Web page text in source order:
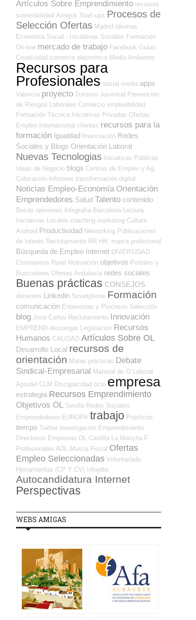
Artículos Sobre Emprendimiento recursos
sostenibilidad Amigos Start-ups Procesos de
Selección Ofertas Madrid
Idiomas
Economía Social - Iniciativas Sociales Formación
On-line mercado de trabajo Facebook Guías
Creatividad comercio electrónico Medio Ambiente
Recursos para
Profesionales social media apps
Valencia proyecto Turismo Juventud Prevención
de Riesgos Laborales Comercio empleabilidad
Formación Técnica
Iniciativas Privadas Ofertas
Empleo Internacional clientes recursos para la
formación Igualdad financiación Redes
Sociales y Blogs Orientación Laboral
Nuevas Tecnologias Iniciativas Públicas
Ideas de Negocio blogs Centros de Empleo y Ag.
Colocación
Informes transformación digital
Noticias Empleo-Economía Orientación
Emprendedores Salud Talento contenido
Becas opiniones Infografía Barcelona
Lectura
Iniciativas Locales coaching marketing Cultura
Android Productividad Networking Publicaciones
de Interés Reclutamiento RR.HH. marca profesional
Búsqueda de Empleo Internet DIVERSIDAD
Coronavirus Rural Motivación objetivos Portales y
Buscadores Ofertas Andalucía redes sociales
Buenas prácticas CONSEJOS
docentes Linkedin Smartphone Formación
comunicación Entrevistas y Procesos Selección
blog José Carlos Reclutamiento Innovación
EMPREND descargas Legislación Recursos
Humanos CALIDAD Artículos Sobre OL
Desarrollo Local recursos de
orientación Malas prácticas Debate
Sindical-Empresarial Material de O.Laboral
Aprodel CLM Discapacidad ocio empresa
estrategia Recursos Emprendimiento
Objetivos OL Sevilla Redes Sociales
Emprendedores EUROPA trabajo Prácticas
tiempo Twitter investigación Emprendimiento
Directorios Empresas OL
Castilla La Mancha F
Profesionales ADL
Murcia Fiscal Ofertas
Empleo Seleccionadas Voluntariado
Herramientas (CP Y CV) Infojobs
Autocandidatura Internet
Perspectivas
WEBS AMIGAS